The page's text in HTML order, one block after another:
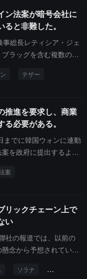
確保したいと述べまし
権利」というカテゴリ
貨はルーブルに連動す
に使用することが許可
3110億ドルに達して
、2つの主要なステー
資産から利息収益を得
手段を欠いていると指
法案がステーブルコイ
防止などの重要な規制
価値が500億ドルを超
なっています。しか
はステーブルコインが
するには不十分である
連しているとされ、
ン法案が暗号会社に
と非難した。
総長レティシア・ジェ
ラッグを含む複数の検
陥があると批判し、
案がステーブルコイン
かかわらず、盗まれた
る条項が欠けていると
者の大胆さを助長し、
た。手紙では、2つの
いるとされ、サークル
被害者に返還するので
産に投資することで利
する「明確な」経済的
テザー
推進を要求し、商業
必要がある。
までに韓国ウォンに連動
を政府に提出するよう
少なくとも51%の株式
員会（Financial Service
を調整することを目
こさなかった場合、カ
進めると述べました。
合にステーブルコイン
案
リックチェーン上で
い
社の報道では、以前の
念から予想されていた
ルユーロを運用するこ
ソラナ 欧州中央銀行